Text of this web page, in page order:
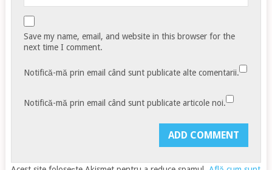
Save my name, email, and website in this browser for the
next time I comment.
Notifică-mă prin email când sunt publicate alte comentarii.
Notifică-mă prin email când sunt publicate articole noi.